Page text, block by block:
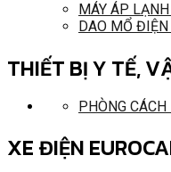
MÁY ÁP
DAO MỔ ĐIỆN
THIẾT BỊ Y TẾ,
PHÒNG
XE ĐIỆN